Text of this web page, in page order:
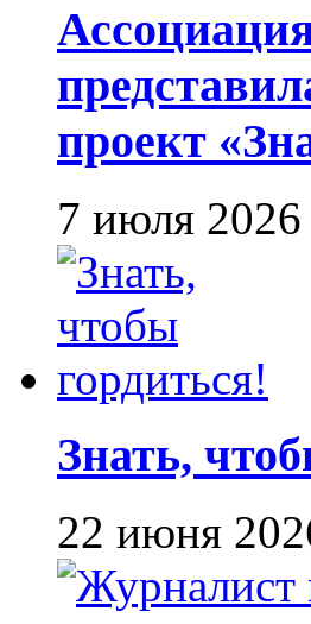
проект
7 июля 2026
Знать,
22 июня